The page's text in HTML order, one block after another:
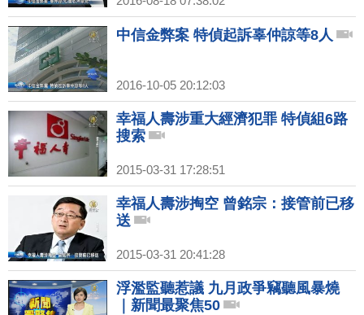
中信金弊案 特偵起訴辜仲諒等8人
2016-10-05 20:12:03
幸福人壽涉重大經濟犯罪 特偵組6路
搜索
2015-03-31 17:28:51
幸福人壽涉掏空 曾銘宗：接管前已移
送
2015-03-31 20:41:28
浮濫監聽惹議 九月政爭竊聽風暴燒
｜新聞最聚焦50